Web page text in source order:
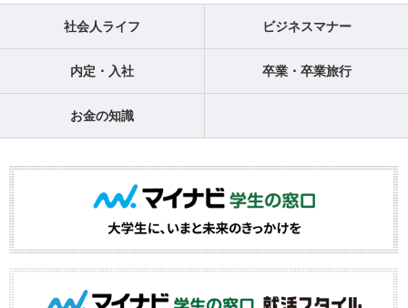
社会人ライフ ビジネスマナー
内定・入社 卒業・卒業旅行
お金の知識